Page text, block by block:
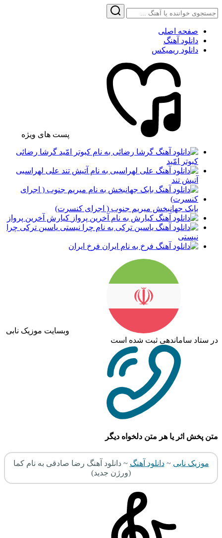
صفحه اصلی
دانلود آهنگ
دانلود ریمیکس
پست های ویژه
گرشا رضائی
کبوتر امّید
علی لهراسبی
آتیش تند
بابک جهانبخش میریم جنوب ( اجرای کنسرت)
کیارش آخرین پرواز
یاسین ترکی چرا
نیستی
فرخ ایران
وبسایت موزیک نابی
ساماندهی ثبت شده است
پخش اثر یا هر متن دلخواه دیگر
نابی ~دانلود آهنگ ~دانلود آهنگ رضا صادقی به نام کما
(ورژن جدید)